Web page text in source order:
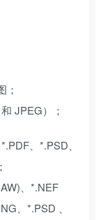
；
JPEG）；
、*.PSD、
、*.NEF
、*.PSD 、